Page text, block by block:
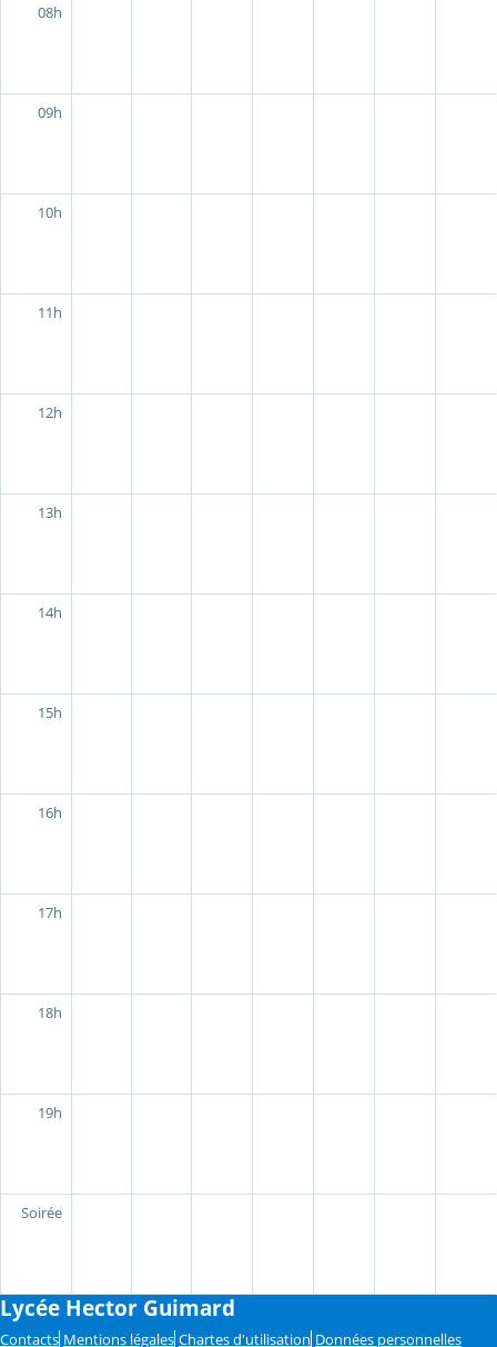
08h
09h
10h
11h
12h
13h
14h
15h
16h
17h
18h
19h
Soirée
Lycée Hector Guimard
Contacts Mentions légales Chartes d'utilisation Données personnelles